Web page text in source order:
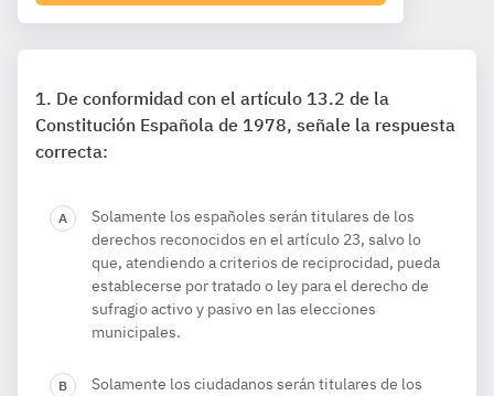
De conformidad con el artículo 13.2 de la
Constitución Española de 1978, señale la respuesta
correcta:
Solamente los españoles serán titulares de los
derechos reconocidos en el artículo 23, salvo lo
que, atendiendo a criterios de reciprocidad, pueda
establecerse por tratado o ley para el derecho de
sufragio activo y pasivo en las elecciones
municipales.
Solamente los ciudadanos serán titulares de los